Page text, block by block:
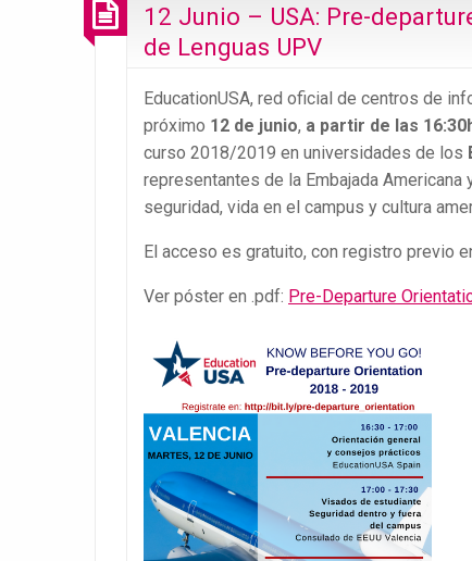
12 Junio – USA: Pre-
de Lenguas UPV
EducationUSA, red oficial de centros de
próximo 12 de junio, a partir de las
curso 2018/2019 en universidades de los
representantes de la Embajada
seguridad, vida en el campus y cultura
El acceso es gratuito, con registro previo
Ver póster en .pdf: Pre-Departure